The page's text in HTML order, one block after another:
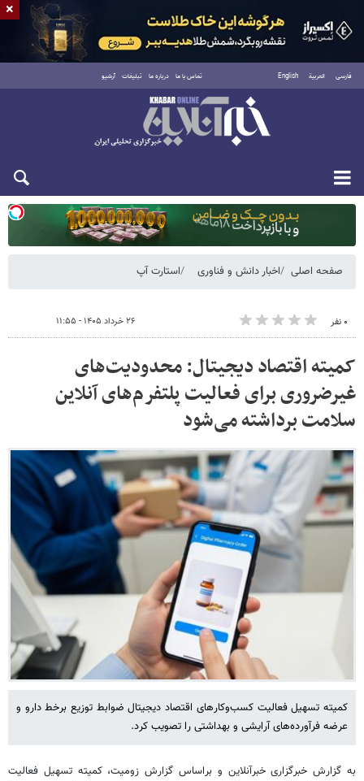
فارسی العربية English تماس با ما درباره ما تبلیغات آرشیو
دوشنبه ۱۹ مرداد ۱۴۰۵
صفحه اصلی اخبار دانش و فناوری استارت آپ
۰ نفر ۲۶ خرداد ۱۴۰۵ - ۱۱:۵۵
کمیته اقتصاد دیجیتال: محدودیت‌های
غیرضروری برای فعالیت پلتفرم‌های آنلاین
سلامت برداشته می‌شود
کمیته تسهیل فعالیت کسب‌وکارهای اقتصاد دیجیتال ضوابط توزیع برخط دارو و
عرضه فرآورده‌های آرایشی و بهداشتی را تصویب کرد.
به گزارش خبرگزاری خبرآنلاین و براساس گزارش زومیت، کمیته تسهیل فعالیت
×